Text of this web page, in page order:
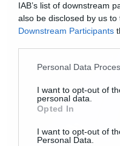
IAB’s list of downstream
also be disclosed by us
Downstream Participants
Please note that this
not limited to your visit or
grant or deny consent to
use your data for below
consent section.
Personal Data
I want to opt-out of
personal data.
Opted In
I want to opt-out of
Personal Data.
1.350 τόνους υλικών
-Ο ήχος παράγεται
παράγουν 12.000
ανατροφοδότηση
που χρειάζεται